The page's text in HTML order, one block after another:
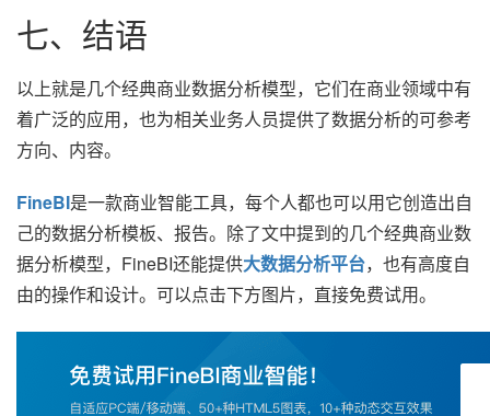
七、结语
以上就是几个经典商业数据分析模型，它们在商业领域中有
着广泛的应用，也为相关业务人员提供了数据分析的可参考
方向、内容。
FineBI是一款商业智能工具，每个人都也可以用它创造出自
己的数据分析模板、报告。除了文中提到的几个经典商业数
据分析模型，FineBI还能提供大数据分析平台，也有高度自
由的操作和设计。可以点击下方图片，直接免费试用。